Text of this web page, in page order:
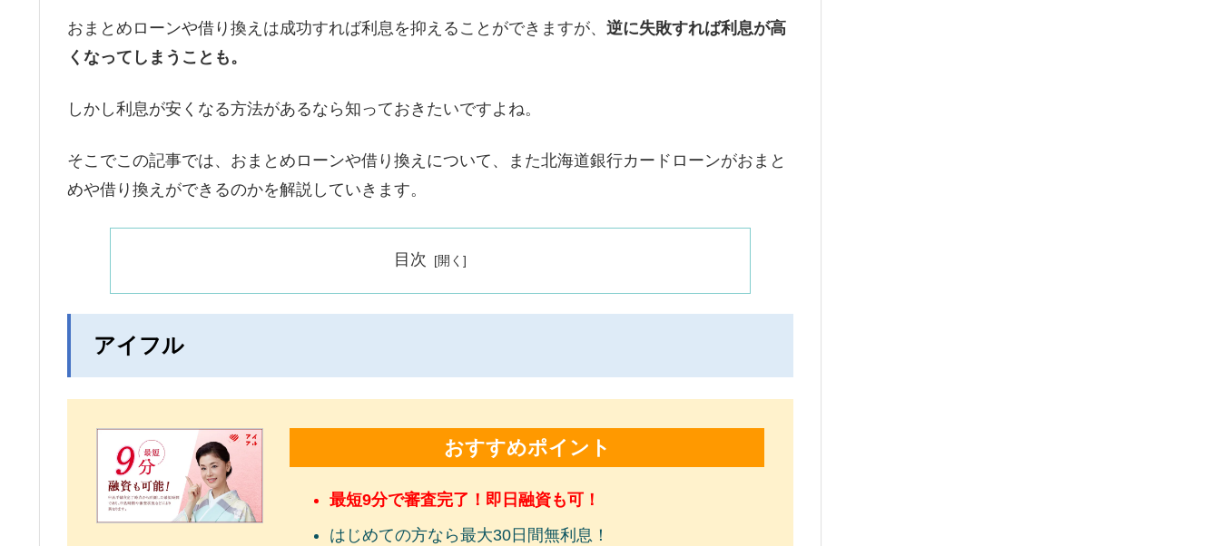
おまとめローンや借り換えは成功すれば利息を抑えることができますが、 逆に失敗すれば利息が高
くなってしまうことも。
しかし利息が安くなる方法があるなら知っておきたいですよね。
そこでこの記事では、おまとめローンや借り換えについて、また北海道銀行カードローンがおまと
めや借り換えができるのかを解説していきます。
目次
アイフル
おすすめポイント
最短9分で審査完了！即日融資も可！
はじめての方なら最大30日間無利息！